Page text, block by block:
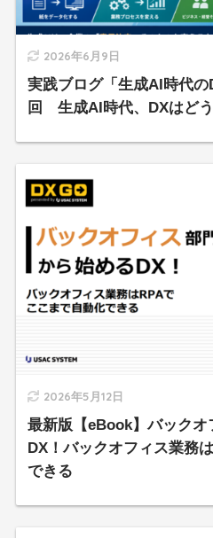
2026年6月9日
実践ブログ「生成AI時代
回 生成AI時代、DXはど
2026年5月12日
最新版【eBook】バックオ
DX！バックオフィス業務
できる